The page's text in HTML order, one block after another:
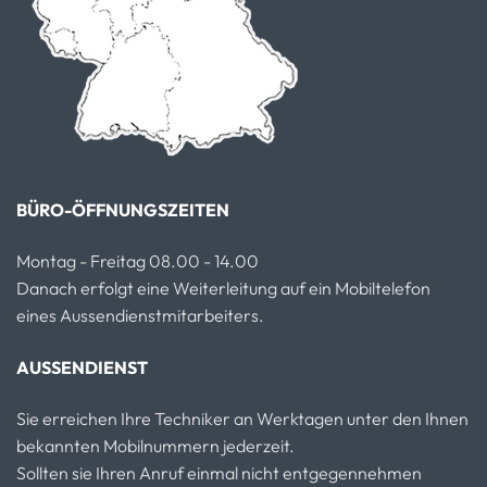
BÜRO-ÖFFNUNGSZEITEN
Montag - Freitag 08.00 - 14.00
Danach erfolgt eine Weiterleitung auf ein Mobiltelefon
eines Aussendienstmitarbeiters.
AUSSENDIENST
Sie erreichen Ihre Techniker an Werktagen unter den Ihnen
bekannten Mobilnummern jederzeit.
Sollten sie Ihren Anruf einmal nicht entgegennehmen